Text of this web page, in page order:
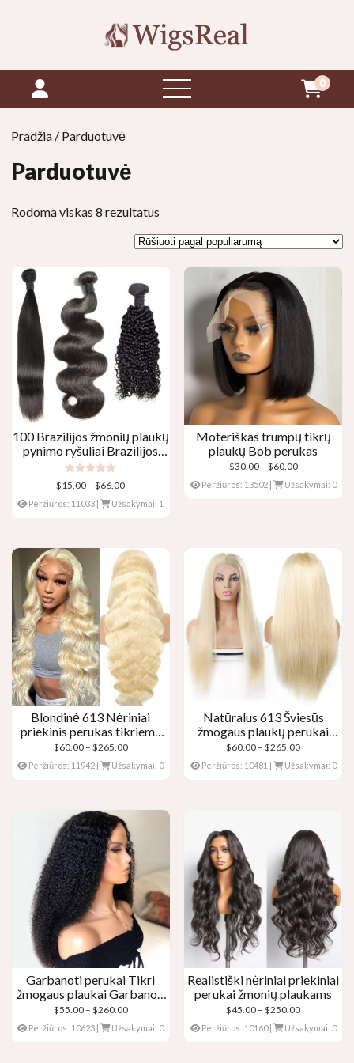
atidaryti
meniu
0
Pradžia / Parduotuvė
Parduotuvė
Rodoma viskas 8 rezultatus
populiarumą
100 Brazilijos žmonių plaukų
pynimo ryšuliai Brazilijos
ataudai – Tiesiai, Kūno
banga, Garbanotas
Įvertintas
5.00
iš 5
$15.00 – $66.00Kainų
diapazonas:
$15.00
Peržiūros: 11033 | Užsakymai: 1
Moteriškas trumpų tikrų
plaukų Bob perukas
$30.00 – $60.00Kainų
diapazonas:
$30.00
Peržiūros: 13502| Užsakymai: 0
Blondinė 613 Nėriniai
priekinis perukas tikriems
plaukams – Kūno banga
$60.00 – $265.00Kainų
diapazonas:
Peržiūros: 11942 Užsakymai: 0
Natūralus 613 Šviesūs
žmogaus plaukų perukai
Šviesūs nėriniai priekiniai
perukai
$60.00 – $265.00Kainų
diapazonas:
Peržiūros: 10481 Užsakymai: 0
Garbanoti perukai Tikri
žmogaus plaukai Garbanoti
nėriniai priekiniai perukai
$55.00 – $260.00Kainų
diapazonas:
Peržiūros: 10623 | Užsakymai: 0
Realistiški nėriniai priekiniai
perukai žmonių plaukams
$45.00 – $250.00Kainų
diapazonas:
Peržiūros: 10160| Užsakymai: 0